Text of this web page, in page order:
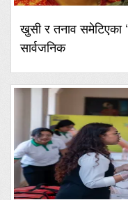
खुसी र तनाव समेटिएका
सार्वजनिक